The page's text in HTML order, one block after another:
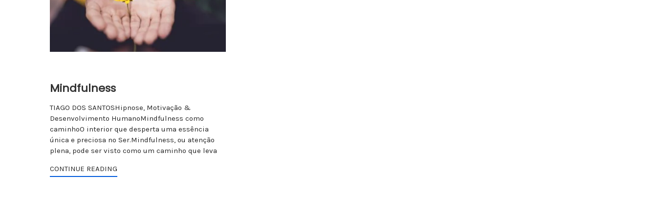
Mindfulness
TIAGO DOS SANTOSHipnose, Motivação &
Desenvolvimento HumanoMindfulness como
caminhoO interior que desperta uma essência
única e preciosa no Ser.Mindfulness, ou atenção
plena, pode ser visto como um caminho que leva
CONTINUE READING